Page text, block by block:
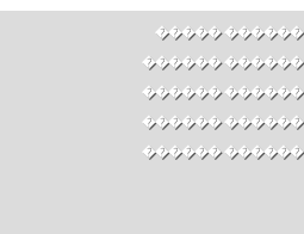
������ �����
������ ������
������ ������
������ ������
������ ������